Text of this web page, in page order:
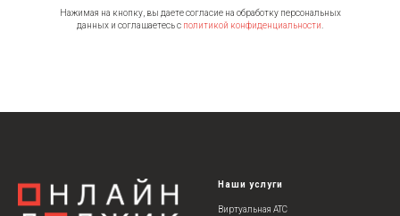
Нажимая на кнопку, вы даете согласие на обработку персональных
данных и соглашаетесь c политикой конфиденциальности.
Наши услуги
Виртуальная АТС